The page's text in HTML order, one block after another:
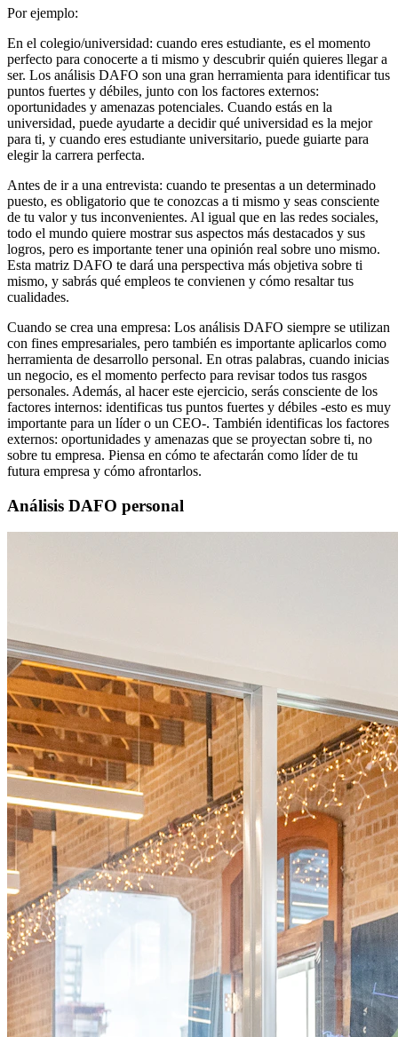
Por ejemplo:
En el colegio/universidad: cuando eres estudiante, es el momento
perfecto para conocerte a ti mismo y descubrir quién quieres llegar a
ser. Los análisis DAFO son una gran herramienta para identificar tus
puntos fuertes y débiles, junto con los factores externos:
oportunidades y amenazas potenciales. Cuando estás en la
universidad, puede ayudarte a decidir qué universidad es la mejor
para ti, y cuando eres estudiante universitario, puede guiarte para
elegir la carrera perfecta.
Antes de ir a una entrevista: cuando te presentas a un determinado
puesto, es obligatorio que te conozcas a ti mismo y seas consciente
de tu valor y tus inconvenientes. Al igual que en las redes sociales,
todo el mundo quiere mostrar sus aspectos más destacados y sus
logros, pero es importante tener una opinión real sobre uno mismo.
Esta matriz DAFO te dará una perspectiva más objetiva sobre ti
mismo, y sabrás qué empleos te convienen y cómo resaltar tus
cualidades.
Cuando se crea una empresa: Los análisis DAFO siempre se utilizan
con fines empresariales, pero también es importante aplicarlos como
herramienta de desarrollo personal. En otras palabras, cuando inicias
un negocio, es el momento perfecto para revisar todos tus rasgos
personales. Además, al hacer este ejercicio, serás consciente de los
factores internos: identificas tus puntos fuertes y débiles -esto es muy
importante para un líder o un CEO-. También identificas los factores
externos: oportunidades y amenazas que se proyectan sobre ti, no
sobre tu empresa. Piensa en cómo te afectarán como líder de tu
futura empresa y cómo afrontarlos.
Análisis DAFO personal